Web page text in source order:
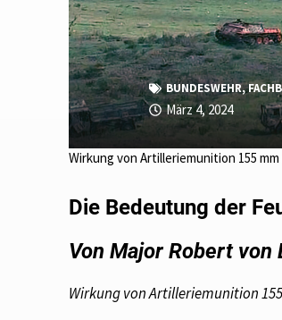
BUNDESWEHR,
März 4, 2024
Wirkung von Artilleriemunition 155
Die Bedeutung der
Von Major Robert
Wirkung von Artilleriemunition